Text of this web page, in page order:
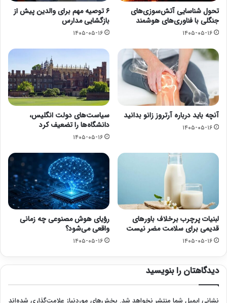
تحول شناسایی آتش‌سوزی‌های
جنگلی با فناوری‌های هوشمند
۱۴۰۵-۰۵-۱۶
۶ توصیه مهم برای والدین پیش از
بازگشایی مدارس
۱۴۰۵-۰۵-۱۶
آنچه باید درباره آرتروز زانو بدانید
۱۴۰۵-۰۵-۱۶
سیاست‌های دولت انگلیس،
دانشگاه‌ها را تضعیف کرد
۱۴۰۵-۰۵-۱۶
لبنیات پرچرب برخلاف باورهای
قدیمی برای سلامت مضر نیست
۱۴۰۵-۰۵-۱۶
رؤیای هوش مصنوعی چه زمانی
واقعی می‌شود؟
۱۴۰۵-۰۵-۱۶
دیدگاهتان را بنویسید